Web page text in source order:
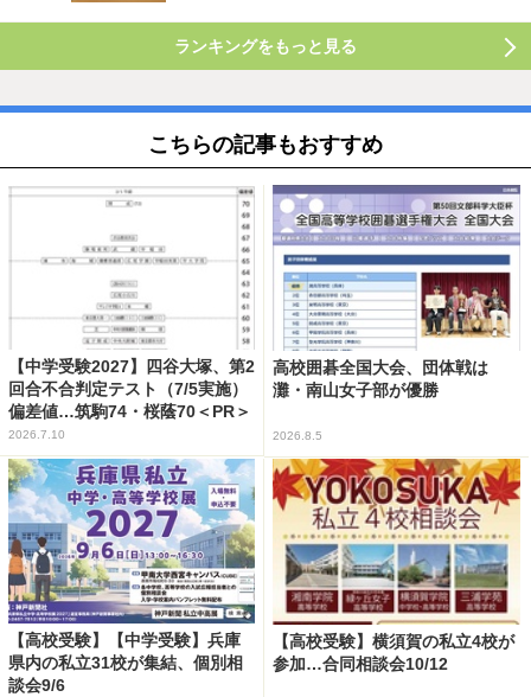
ランキングをもっと見る
こちらの記事もおすすめ
【中学受験2027】四谷大塚、第2
回合不合判定テスト（7/5実施）
偏差値…筑駒74・桜蔭70＜PR＞
2026.7.10
高校囲碁全国大会、団体戦は
灘・南山女子部が優勝
2026.8.5
【高校受験】【中学受験】兵庫
県内の私立31校が集結、個別相
談会9/6
【高校受験】横須賀の私立4校が
参加…合同相談会10/12